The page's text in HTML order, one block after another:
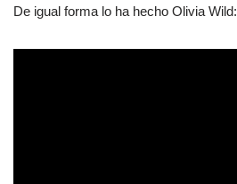
De igual forma lo ha hecho Olivia Wild: